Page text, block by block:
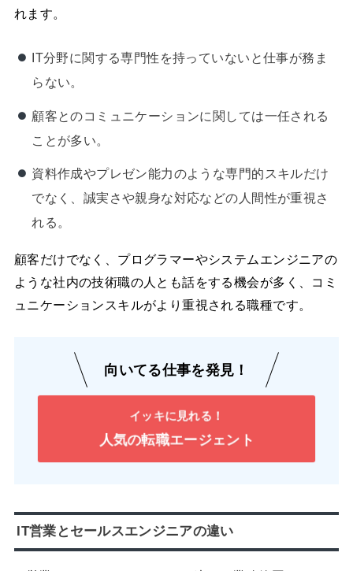
れます。
IT分野に関する専門性を持っていないと仕事が務ま
らない。
顧客とのコミュニケーションに関しては一任される
ことが多い。
資料作成やプレゼン能力のような専門的スキルだけ
でなく、誠実さや親身な対応などの人間性が重視さ
れる。
顧客だけでなく、プログラマーやシステムエンジニアの
ような社内の技術職の人とも話をする機会が多く、コミ
ュニケーションスキルがより重視される職種です。
向いてる仕事を発見！
イッキに見れる！
人気の転職エージェント
IT営業とセールスエンジニアの違い